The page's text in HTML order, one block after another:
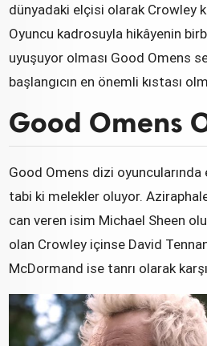
dünyadaki elçisi olarak Crowley
Oyuncu kadrosuyla hikâyenin
uyuşuyor olması Good Omens
başlangıcın en önemli kıstası
Good Omens
Good Omens dizi
tabi ki melekler oluyor.
can veren isim Michael Sheen
olan Crowley içinse David
McDormand ise tanrı olarak